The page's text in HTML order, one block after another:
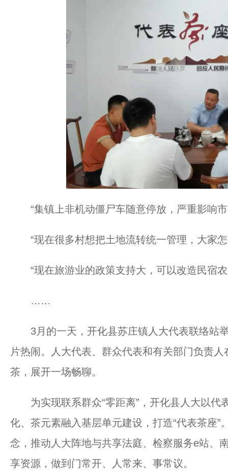
“集镇上非机动僵尸车随意停放，严重影响市
“现在很多村想把土地流转统一管理，大家怎
“现在旅游业的政策支持大，可以改造民宿农
……
3月的一天，开化县苏庄镇人大代表联络站
片热闹。人大代表、群众代表和有关部门负责人
茶，展开一场畅聊。
为实现联系群众“零距离”，开化县人大以代
化、茶元素融入基层单元建设，打造“代表茶座
念，推动人大阵地与共享法庭、检察服务e站、
享资源，做到门常开、人常来、事常议。